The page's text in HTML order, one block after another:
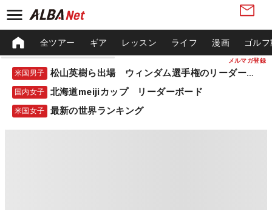
メルマガ登録
全ツアー ギア レッスン ライフ 漫画 ゴル
米国男子 松山英樹ら出場 ウィンダム選手権のリーダーボード
国内女子 北海道meijiカップ リーダーボード
米国女子 最新の世界ランキング